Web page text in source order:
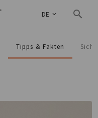
DE
Tipps & Fakten